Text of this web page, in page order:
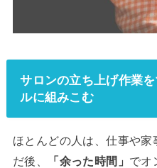
サロンの立ち上げ作業
ルに組みこむ
ほとんどの人は、仕事や家
だ後、
「余った時間」 でオ